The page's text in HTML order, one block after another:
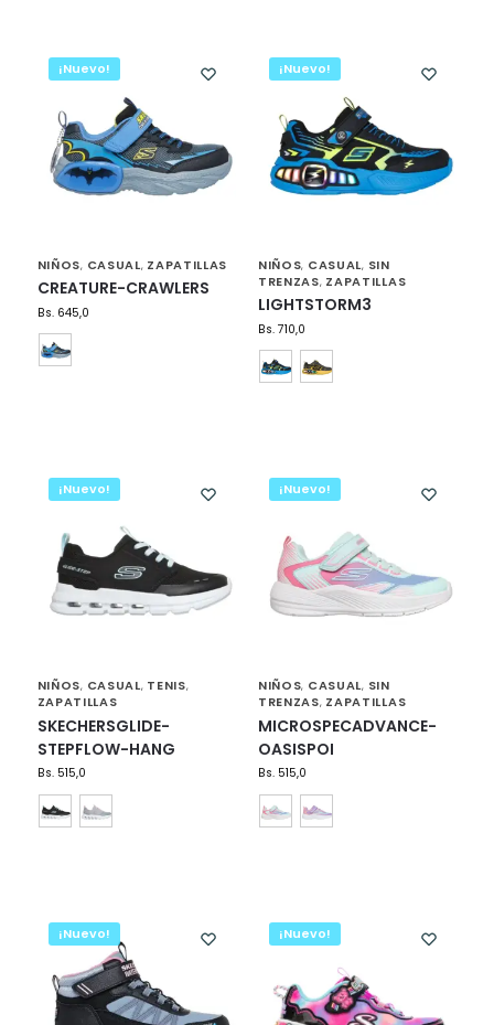
¡Nuevo!
NIÑOS, CASUAL, ZAPATILLAS
CREATURE-CRAWLERS
Bs.645,0
¡Nuevo!
NIÑOS, CASUAL, SIN
TRENZAS, ZAPATILLAS
LIGHTSTORM3
Bs.710,0
¡Nuevo!
NIÑOS, CASUAL, TENIS,
ZAPATILLAS
SKECHERSGLIDE-
STEPFLOW-HANG
Bs.515,0
¡Nuevo!
NIÑOS, CASUAL, SIN
TRENZAS, ZAPATILLAS
MICROSPECADVANCE-
OASISPOI
Bs.515,0
¡Nuevo! ¡Nuevo!